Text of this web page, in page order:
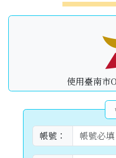
使用臺南市
帳號：